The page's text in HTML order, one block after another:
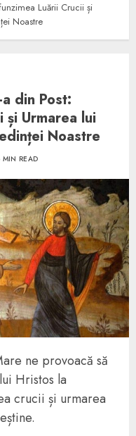
Luării Crucii și
Noastre
din Post:
și Urmarea lui
Noastre
MIN READ
ne provoacă să
Hristos la
crucii și urmarea